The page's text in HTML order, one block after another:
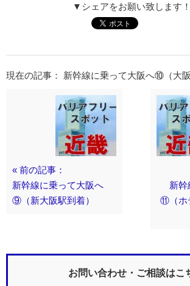
▼シェアをお願い致します
現在の記事： 新幹線に乗って大阪へ⑩（大阪
« 前の記事：
新幹線に乗って大阪へ
⑨（新大阪駅到着）
新幹
⑪（ホ
お問い合わせ・ご相談はこ